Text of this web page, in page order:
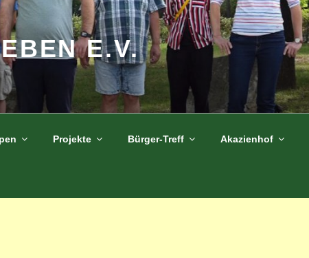
E.V.
Projekte Bürger-Treff Akazienhof